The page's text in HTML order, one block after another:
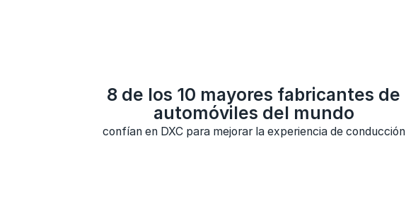
8 de los 10 mayores fabricantes de
automóviles del mundo
confían en DXC para mejorar la experiencia de conducción